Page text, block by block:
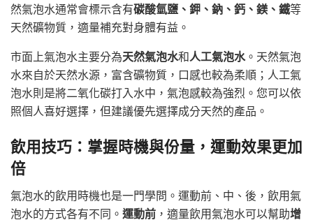
然氣泡水通常會標示含有碳酸氫鹽、鉀、鈉、鈣、鎂、鐵等
天然礦物質，適量補充對身體有益。
市面上氣泡水主要分為天然氣泡水和人工氣泡水。天然氣泡
水來自於天然水源，富含礦物質，口感也較為柔順；人工氣
泡水則是將二氧化碳打入水中，氣泡感較為強烈。您可以依
照個人喜好選擇，但建議優先選擇成分天然的產品。
飲用技巧：掌握時機與份量，運動效果更加
倍
氣泡水的飲用時機也是一門學問。運動前、中、後，飲用氣
泡水的方式各有不同。 運動前 ，適量飲用氣泡水可以幫助增